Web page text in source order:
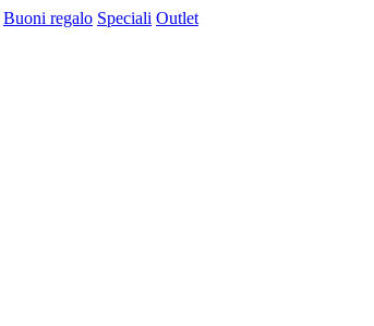
Buoni regalo Speciali Outlet